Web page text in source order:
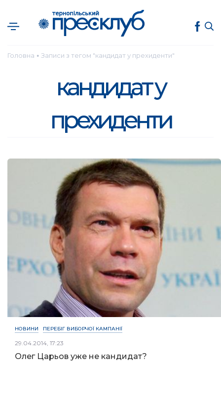
Головна ● Записи з тегом "кандидат у прехиденти"
кандидат у
прехиденти
НОВИНИ ПЕРЕБІГ ВИБОРЧОЇ КАМПАНІЇ
29.04.2014, 17:23
Олег Царьов уже не кандидат?